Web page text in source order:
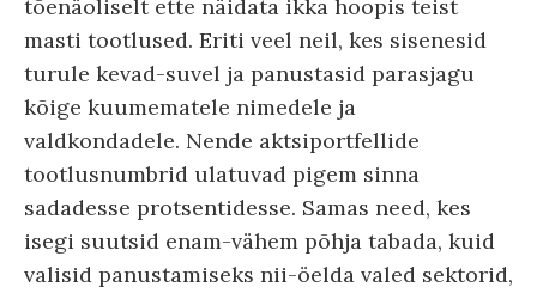
tõenäoliselt ette näidata ikka hoopis teist
masti tootlused. Eriti veel neil, kes sisenesid
turule kevad-suvel ja panustasid parasjagu
kõige kuumematele nimedele ja
valdkondadele. Nende aktsiportfellide
tootlusnumbrid ulatuvad pigem sinna
sadadesse protsentidesse. Samas need, kes
isegi suutsid enam-vähem põhja tabada, kuid
valisid panustamiseks nii-öelda valed sektorid,